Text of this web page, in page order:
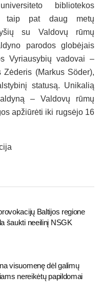
bibliotekos
taip pat daug metų
su Valdovų rūmų
parodos globėjais
Vyriausybių vadovai –
Zėderis (Markus Söder),
statusą. Unikalią
– Valdovų rūmų
apžiūrėti iki rugsėjo 16
Baltijos regione
šaukti neeilinį NSGK
visuomenę dėl galimų
nereikėtų papildomai